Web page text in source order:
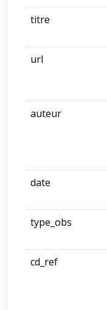
titre
url
auteur
date
type_obs
cd_ref